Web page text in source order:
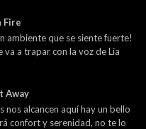
Fire
ambiente que se siente fuerte!
a trapar con la voz de Lia
Away
nos alcancen aquí hay un bello
confort y serenidad, no te lo